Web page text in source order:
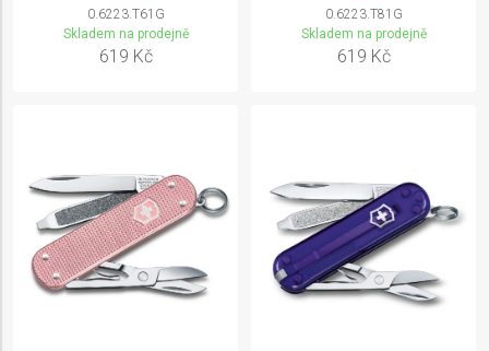
0.6223.T61G
Skladem na prodejně
619 Kč
0.6223.T81G
Skladem na prodejně
619 Kč